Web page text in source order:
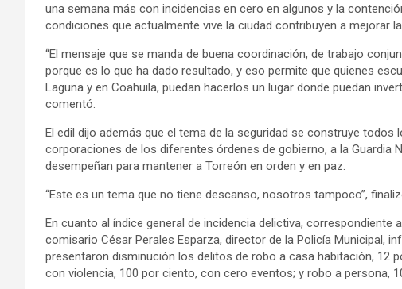
una semana más con incidencias en cero en algunos y la
condiciones que actualmente vive la ciudad contribuyen a mejorar
“El mensaje que se manda de buena coordinación, de trabajo
porque es lo que ha dado resultado, y eso permite que quienes
Laguna y en Coahuila, puedan hacerlos un lugar donde puedan
comentó.
El edil dijo además que el tema de la seguridad se construye
corporaciones de los diferentes órdenes de gobierno, a la Guardia
desempeñan para mantener a Torreón en orden y en paz.
“Este es un tema que no tiene descanso, nosotros tampoco”,
En cuanto al índice general de incidencia delictiva, correspondiente
comisario César Perales Esparza, director de la Policía Municipal,
presentaron disminución los delitos de robo a casa habitación, 12
con violencia, 100 por ciento, con cero eventos; y robo a persona,